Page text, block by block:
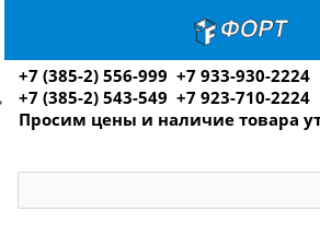
+7 (385-2) 556-999 +7 933-930-2224
+7 (385-2) 543-549 +7 923-710-2224
Просим цены и наличие товара